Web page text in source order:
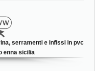
serramenti e infissi in pvc
enna sicilia